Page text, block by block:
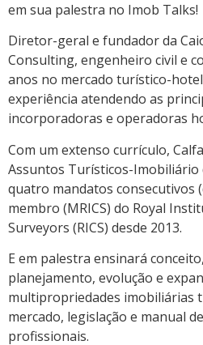
em sua palestra no Imob Talks!
Diretor-geral e fundador da
Consulting, engenheiro civil e
anos no mercado turístico-
experiência atendendo as
incorporadoras e operadoras
Com um extenso currículo,
Assuntos Turísticos-Imobiliário
quatro mandatos consecutivos
membro (MRICS) do Royal
Surveyors (RICS) desde 2013.
E em palestra ensinará
planejamento, evolução e
multipropriedades imobiliárias
mercado, legislação e manual
profissionais.